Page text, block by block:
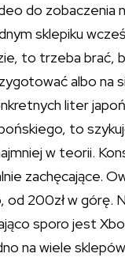
do zobaczenia
sklepiku
to trzeba brać,
albo na
liter
to
w teorii.
zachęcające.
200zł w górę.
sporo jest
na wiele